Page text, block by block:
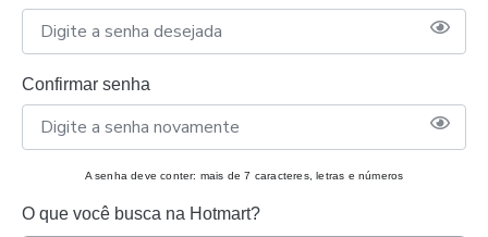
Confirmar senha
A senha deve conter: mais de 7 caracteres, letras e números
O que você busca na Hotmart?